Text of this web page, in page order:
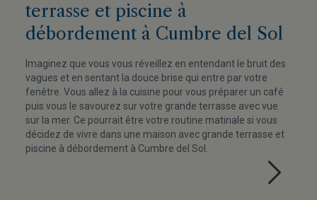
terrasse et piscine à
débordement à Cumbre del Sol
Imaginez que vous vous réveillez en entendant le bruit des
vagues et en sentant la douce brise qui entre par votre
fenêtre. Vous allez à la cuisine pour vous préparer un café
puis vous le savourez sur votre grande terrasse avec vue
sur la mer. Ce pourrait être votre routine matinale si vous
décidez de vivre dans une maison avec grande terrasse et
piscine à débordement à Cumbre del Sol.